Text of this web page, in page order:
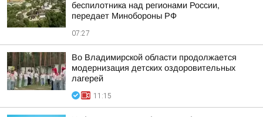
беспилотника над регионами России,
передает Минобороны РФ
07:27
Во Владимирской области продолжается
модернизация детских оздоровительных
лагерей
11:15